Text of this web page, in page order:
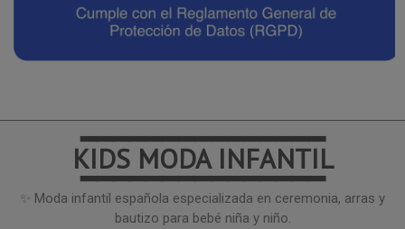
━━━━━━━━━━━━━━━
KIDS MODA INFANTIL
━━━━━━━━━━━━━━━
✨ Moda infantil española especializada en ceremonia, arras y
bautizo para bebé niña y niño.